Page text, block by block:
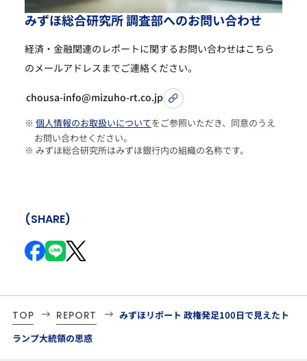
みずほ総合研究所調査部へのお問い合わせ
経済・金融関連のレポートに関するお問い合わせはこちら
のメールアドレスまでご連絡ください。
chousa-info@mizuho-rt.co.jp
※ 個人情報のお取扱いについてをご参照いただき、同意のうえ
お問い合わせください。
※ みずほ総合研究所はみずほ銀行内の組織の名称です。
(SHARE)
TOP REPORT
みずほリポート 政権発足100日で見えたト
ランプ大統領の思惑